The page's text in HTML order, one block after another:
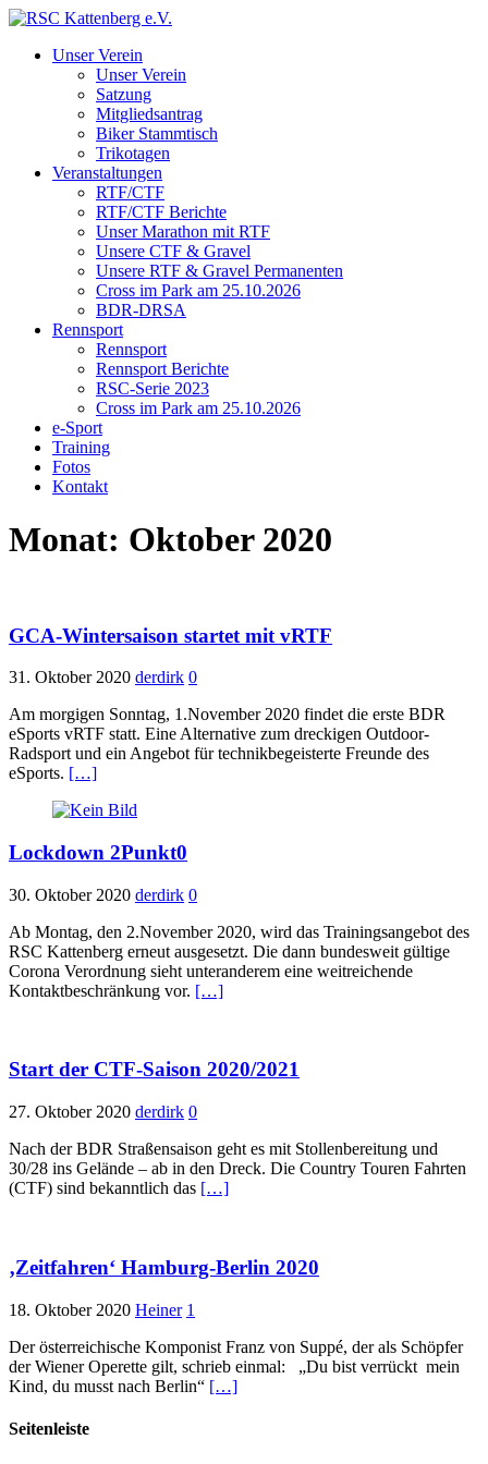
Unser Verein
Unser Verein
Satzung
Mitgliedsantrag
Biker Stammtisch
Trikotagen
Veranstaltungen
RTF/CTF
RTF/CTF Berichte
Unser Marathon mit RTF
Unsere CTF & Gravel
Unsere RTF & Gravel Permanenten
Cross im Park am 25.10.2026
BDR-DRSA
Rennsport
Rennsport
Rennsport Berichte
RSC-Serie 2023
Cross im Park am 25.10.2026
e-Sport
Training
Fotos
Kontakt
Monat: Oktober 2020
GCA-Wintersaison startet mit vRTF
31. Oktober 2020 derdirk 0
Am morgigen Sonntag, 1.November 2020 findet die erste BDR
eSports vRTF statt. Eine Alternative zum dreckigen Outdoor-
Radsport und ein Angebot für technikbegeisterte Freunde des
eSports. […]
Lockdown 2Punkt0
30. Oktober 2020 derdirk 0
Ab Montag, den 2.November 2020, wird das Trainingsangebot des
RSC Kattenberg erneut ausgesetzt. Die dann bundesweit gültige
Corona Verordnung sieht unteranderem eine weitreichende
Kontaktbeschränkung vor. […]
Start der CTF-Saison 2020/2021
27. Oktober 2020 derdirk 0
Nach der BDR Straßensaison geht es mit Stollenbereitung und
30/28 ins Gelände – ab in den Dreck. Die Country Touren Fahrten
(CTF) sind bekanntlich das […]
‚Zeitfahren‘ Hamburg-Berlin 2020
18. Oktober 2020 Heiner 1
Der österreichische Komponist Franz von Suppé, der als Schöpfer
der Wiener Operette gilt, schrieb einmal: „Du bist verrückt mein
Kind, du musst nach Berlin“ […]
Seitenleiste